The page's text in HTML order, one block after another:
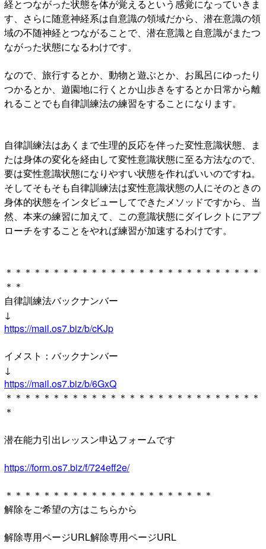
経とつながった状態を体が覚えるという感覚になっていきま
す、さらに随意神経系は自意識の領域だから、潜在意識の領
域の不随神経とつながることで、潜在意識と自意識がまたつ
ながった状態になるわけです。
なので、旅行するとか、動物と遊ぶとか、お風呂にゆったり
つかるとか、遊園地に行くとか山歩きをするとか日常から離
れることでも自律訓練法の練習をすることになります。
自律訓練法はあくまで生理的反応を伴った変性意識状態、ま
たは身体の変化を経由して変性意識状態に至る方法なので、
要は変性意識状態になりやすい状態を作ればいいのですね。
そしてそもそも自律訓練法は変性意識状態の人にそのときの
身体的状態をインタビューしてできたメソッドですから、当
然、本来の練習に加えて、この意識状態にダイレクトにアプ
ローチをすることをやれば練習が加速するわけです。
＊＊＊＊＊＊＊＊＊＊＊＊＊＊＊＊＊＊＊＊＊＊＊＊＊＊＊
＊＊
自律訓練法バックナンバー
↓
https://mail.os7.biz/b/cKJp
イメスト：バックナンバー
↓
https://mail.os7.biz/b/6GxQ
＊＊＊＊＊＊＊＊＊＊＊＊＊＊＊＊＊＊＊＊＊＊＊＊＊＊＊
＊
潜在能力引出レッスン申込フォームです
https://form.os7.biz/f/724eff2e/
＊＊＊＊＊＊＊＊＊＊＊＊＊＊＊＊＊＊＊＊＊＊
解除をご希望の方はこちらから
解除専用ページURL解除専用ページURL